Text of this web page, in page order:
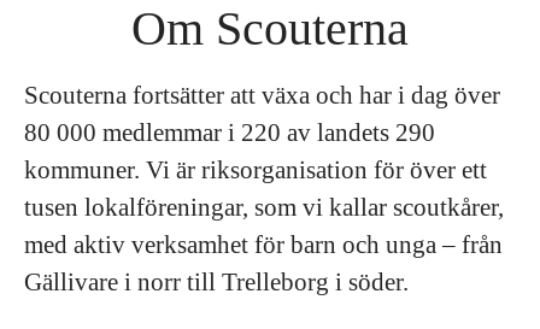
Om Scouterna
Scouterna fortsätter att växa och har i dag över
80 000 medlemmar i 220 av landets 290
kommuner. Vi är riksorganisation för över ett
tusen lokalföreningar, som vi kallar scoutkårer,
med aktiv verksamhet för barn och unga – från
Gällivare i norr till Trelleborg i söder.